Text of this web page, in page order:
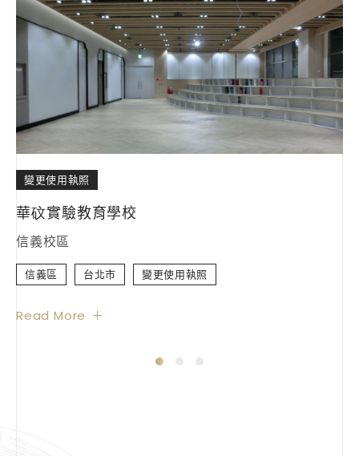
變更使用執照
華砇實驗教育學校
信義校區
信義區 台北市 變更使用執照